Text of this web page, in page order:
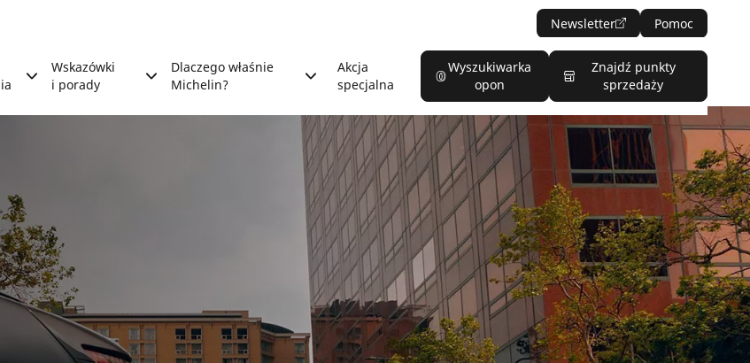
Newsletter Pomoc
Wskazówki
i porady
Dlaczego właśnie
Michelin?
Akcja
specjalna
Wyszukiwarka
opon
Znajdź punkty
sprzedaży